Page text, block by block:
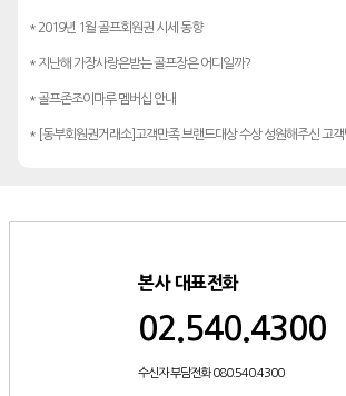
* 2019년 1월 골프회원권 시세 동향
* 지난해 가장사랑은받는 골프장은 어디일까?
* 골프존조이마루 멤버십 안내
본사 대표전화
02.540.4300
수신자 부담전화 080.540.4300